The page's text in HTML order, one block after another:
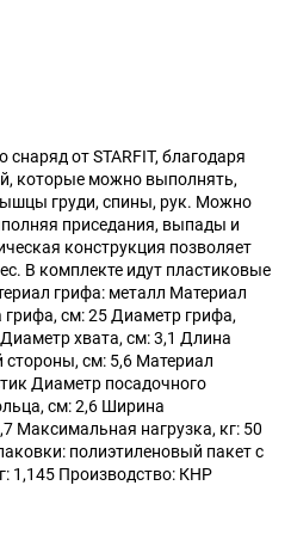
снаряд от STARFIT, благодаря
которые можно выполнять,
груди, спины, рук. Можно
приседания, выпады и
конструкция позволяет
В комплекте идут пластиковые
грифа: металл Материал
см: 25 Диаметр грифа,
хвата, см: 3,1 Длина
стороны, см: 5,6 Материал
Диаметр посадочного
см: 2,6 Ширина
Максимальная нагрузка, кг: 50
полиэтиленовый пакет с
1,145 Производство: КНР